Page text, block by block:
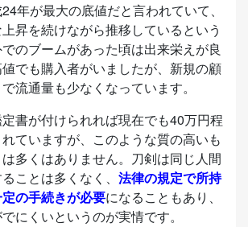
年が最大の底値だと言われていて、
昇を続けながら推移しているという
のブームがあった頃は出来栄えが良
でも購入者がいましたが、新規の顧
流通量も少なくなっています。
書が付けられれば現在でも40万円程
ていますが、このような質の高いも
多くはありません。刀剣は同じ人間
ことは多くなく、 法律の規定で所持
の手続きが必要になることもあり、
にくいというのが実情です。